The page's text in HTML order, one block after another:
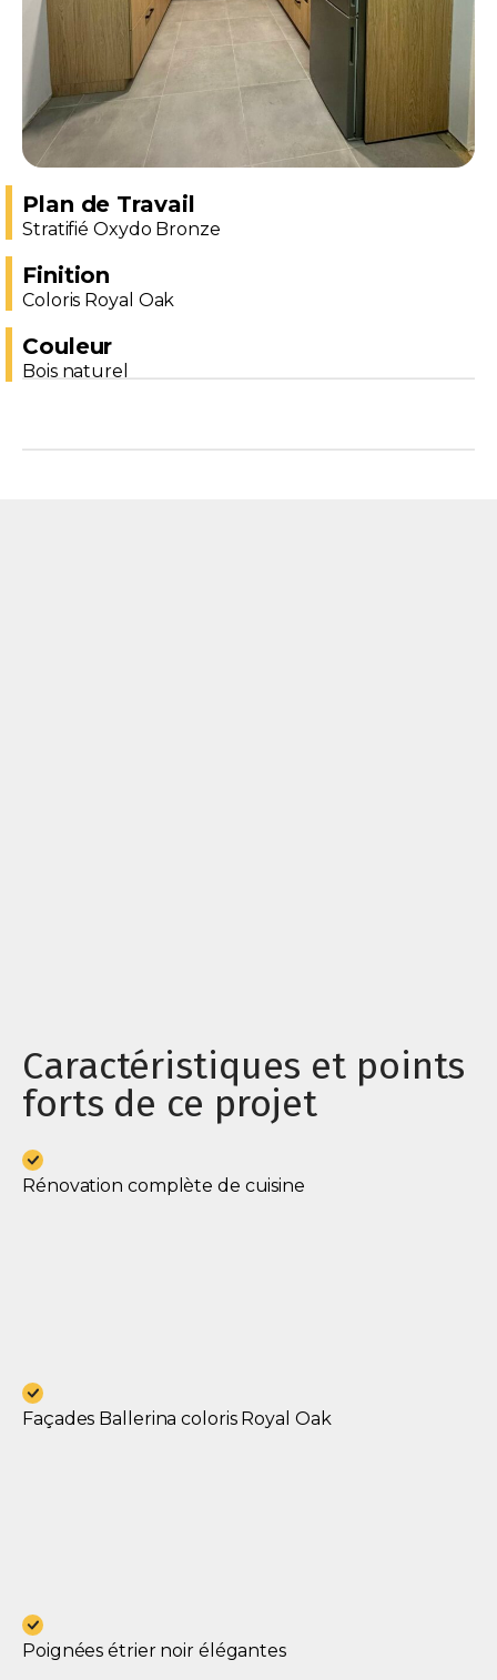
Plan de Travail
Stratifié Oxydo Bronze
Finition
Coloris Royal Oak
Couleur
Bois naturel
Caractéristiques et points
forts de ce projet
Rénovation complète de cuisine
Façades Ballerina coloris Royal Oak
Poignées étrier noir élégantes